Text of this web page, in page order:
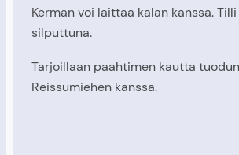
Kerman voi laittaa kalan kanssa.
silputtuna.
Tarjoillaan paahtimen kautta tuodun
Reissumiehen kanssa.